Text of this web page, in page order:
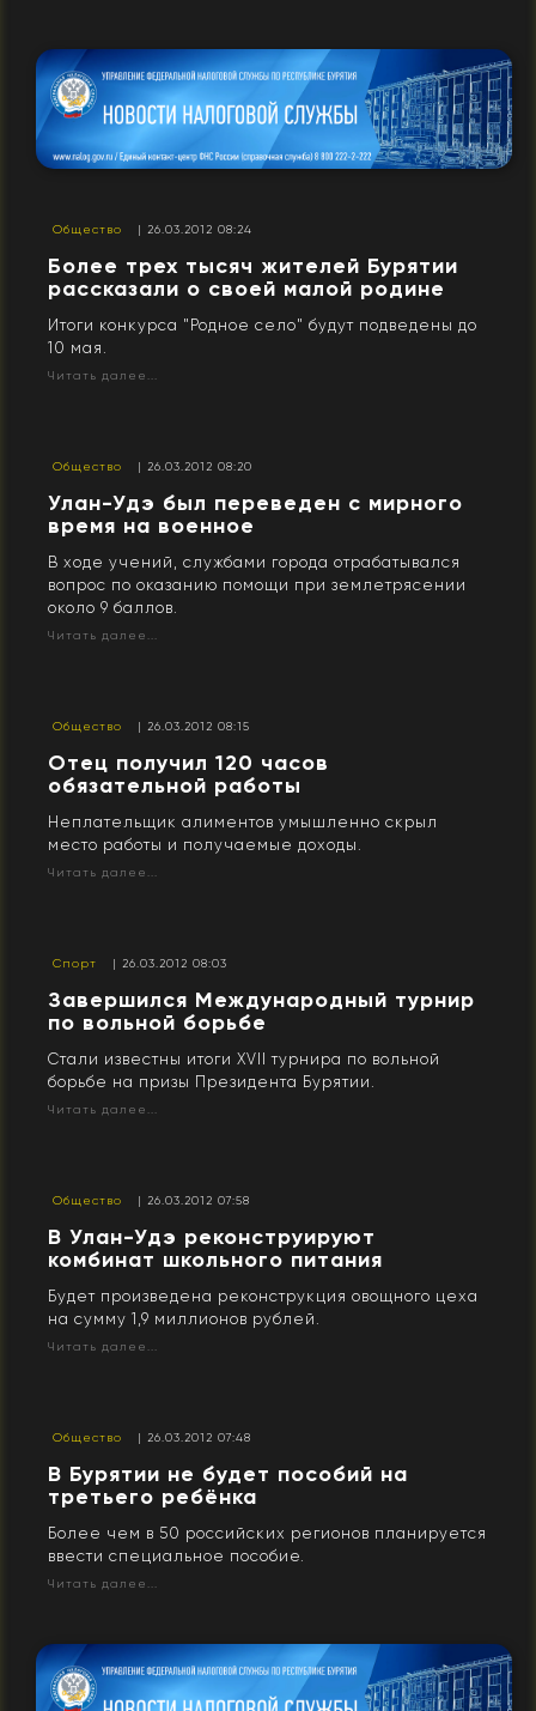
Общество | 26.03.2012 08:24
Более трех тысяч жителей Бурятии
рассказали о своей малой родине
Итоги конкурса "Родное село" будут подведены до
10 мая.
Читать далее...
Общество | 26.03.2012 08:20
Улан-Удэ был переведен с мирного
время на военное
В ходе учений, службами города отрабатывался
вопрос по оказанию помощи при землетрясении
около 9 баллов.
Читать далее...
Общество | 26.03.2012 08:15
Отец получил 120 часов
обязательной работы
Неплательщик алиментов умышленно скрыл
место работы и получаемые доходы.
Читать далее...
Спорт | 26.03.2012 08:03
Завершился Международный турнир
по вольной борьбе
Стали известны итоги XVII турнира по вольной
борьбе на призы Президента Бурятии.
Читать далее...
Общество | 26.03.2012 07:58
В Улан-Удэ реконструируют
комбинат школьного питания
Будет произведена реконструкция овощного цеха
на сумму 1,9 миллионов рублей.
Читать далее...
Общество | 26.03.2012 07:48
В Бурятии не будет пособий на
третьего ребёнка
Более чем в 50 российских регионов планируется
ввести специальное пособие.
Читать далее...